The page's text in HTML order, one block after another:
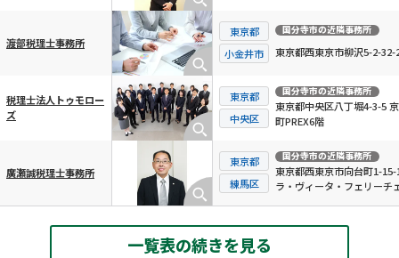
渡部税理士事務所
東京都
小金井市
国分寺市の近隣事務所
東京都西東京市柳沢5-2-32-
税理士法人トゥモロー
ズ
東京都
中央区
国分寺市の近隣事務所
東京都中央区八丁堀4-3-5
町PREX6階
廣瀬誠税理士事務所
東京都
練馬区
国分寺市の近隣事務所
東京都西東京市向台町1-15-
ラ・ヴィータ・フェリーチ
一覧表の続きを見る